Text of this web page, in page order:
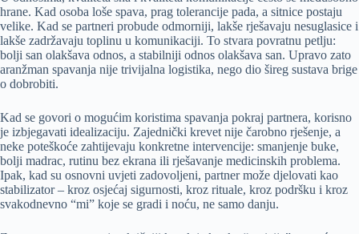
hrane. Kad osoba loše spava, prag tolerancije pada, a sitnice postaju
velike. Kad se partneri probude odmorniji, lakše rješavaju nesuglasice i
lakše zadržavaju toplinu u komunikaciji. To stvara povratnu petlju:
bolji san olakšava odnos, a stabilniji odnos olakšava san. Upravo zato
aranžman spavanja nije trivijalna logistika, nego dio šireg sustava brige
o dobrobiti.
Kad se govori o mogućim koristima spavanja pokraj partnera, korisno
je izbjegavati idealizaciju. Zajednički krevet nije čarobno rješenje, a
neke poteškoće zahtijevaju konkretne intervencije: smanjenje buke,
bolji madrac, rutinu bez ekrana ili rješavanje medicinskih problema.
Ipak, kad su osnovni uvjeti zadovoljeni, partner može djelovati kao
stabilizator – kroz osjećaj sigurnosti, kroz rituale, kroz podršku i kroz
svakodnevno “mi” koje se gradi i noću, ne samo danju.